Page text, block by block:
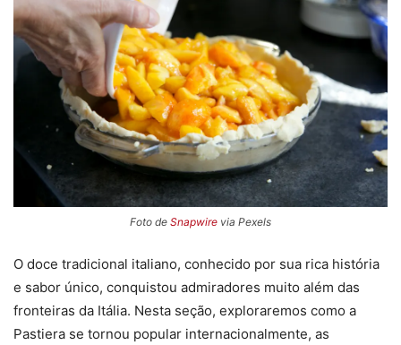
Foto de Snapwire via Pexels
O doce tradicional italiano, conhecido por sua rica história
e sabor único, conquistou admiradores muito além das
fronteiras da Itália. Nesta seção, exploraremos como a
Pastiera se tornou popular internacionalmente, as